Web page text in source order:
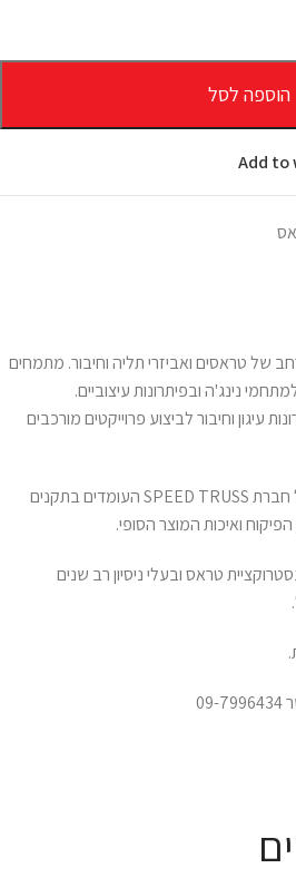
הוספה לסל
Add to
רחב של טראסים ואביזרי תליה וחיבור. מתמחים
נינג'ה ובפיתרונות עיצוביים.
עיגון וחיבור לביצוע פרוייקטים מורכבים
אנו משווקים טראסין איכותיים של חברת SPEED TRUSS העומדים בתקנים
ואיכות המוצר הסופי.
טראס ובעלי ניסיון רב שנים